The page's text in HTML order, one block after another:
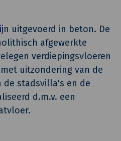
uitgevoerd in beton. De
afgewerkte
verdiepingsvloeren
uitzondering van de
de stadsvilla's en de
d.m.v. een